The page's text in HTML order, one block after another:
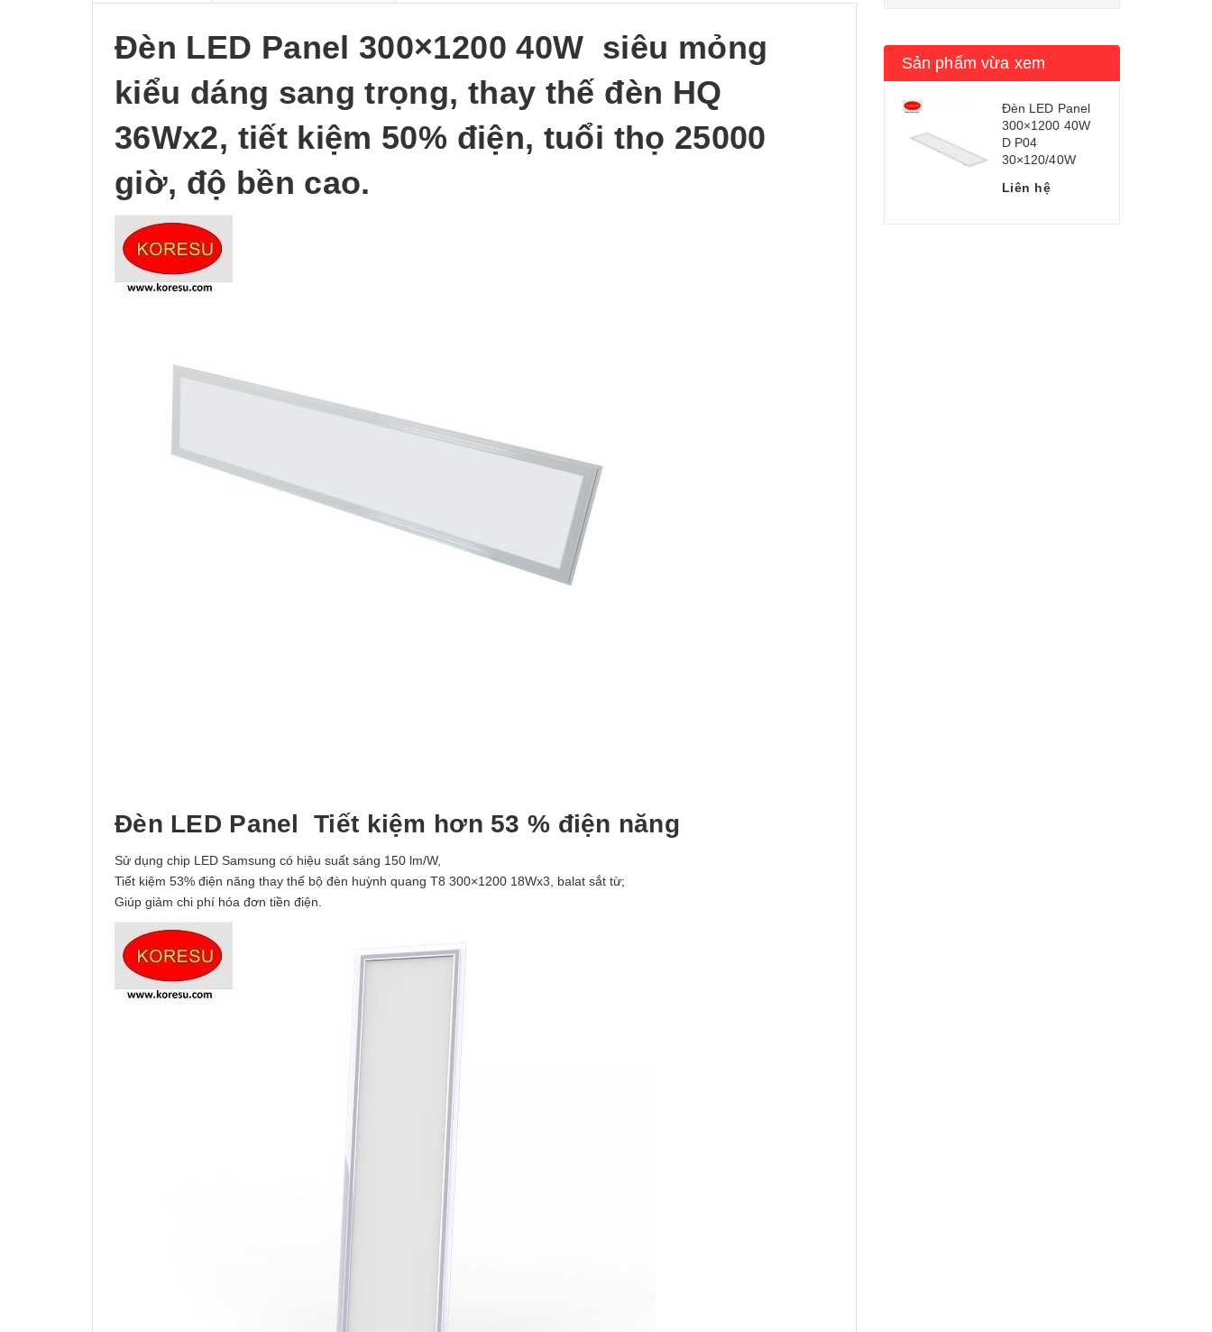
Đèn LED Panel 300×1200 40W siêu mỏng
kiểu dáng sang trọng, thay thế đèn HQ
36Wx2, tiết kiệm 50% điện, tuổi thọ 25000
giờ, độ bền cao.
Đèn LED Panel Tiết kiệm hơn 53 % điện năng
Sử dụng chip LED Samsung có hiệu suất sáng 150 lm/W,
Tiết kiệm 53% điện năng thay thế bộ đèn huỳnh quang T8 300×1200 18Wx3, balat sắt từ;
Giúp giảm chi phí hóa đơn tiền điện.
Sản phẩm vừa xem
Đèn LED Panel
300×1200 40W
D P04
30×120/40W
Liên hệ